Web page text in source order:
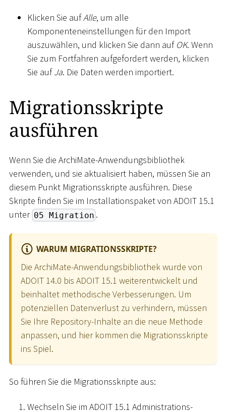
Klicken Sie aufAlle, um alle
Komponenteneinstellungen für den Import
auszuwählen, und klicken Sie dann auf OK. Wenn
Sie zum Fortfahren aufgefordert werden, klicken
Sie aufJa. Die Daten werden importiert.
Migrationsskripte
ausführen
Wenn Sie die ArchiMate-Anwendungsbibliothek
verwenden, und sie aktualisiert haben, müssen Sie an
diesem Punkt Migrationsskripte ausführen. Diese
Skripte finden Sie im Installationspaket von ADOIT 15.1
unter 05 Migration .
WARUM MIGRATIONSSKRIPTE?
Die ArchiMate-Anwendungsbibliothek wurde von
ADOIT 14.0 bis ADOIT 15.1 weiterentwickelt und
beinhaltet methodische Verbesserungen. Um
potenziellen Datenverlust zu verhindern, müssen
Sie Ihre Repository-Inhalte an die neue Methode
anpassen, und hier kommen die Migrationsskripte
ins Spiel.
So führen Sie die Migrationsskripte aus:
Wechseln Sie im ADOIT 15.1 Administrations-